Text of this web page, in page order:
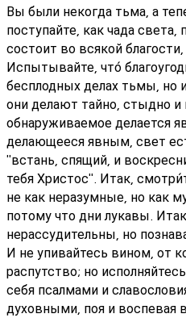
Вы были некогда тьма, а
поступайте, как чада
состоит во всякой
Испытывайте, что́
бесплодных делах тьмы, но
они делают тайно, стыдно
обнаруживаемое делается
делающееся явным, свет
"встань, спящий, и
тебя Христос". Итак,
не как неразумные, но как
потому что дни лукавы.
нерассудительны, но
И не упивайтесь вином, от
распутство; но
себя псалмами и
духовными, поя и воспевая